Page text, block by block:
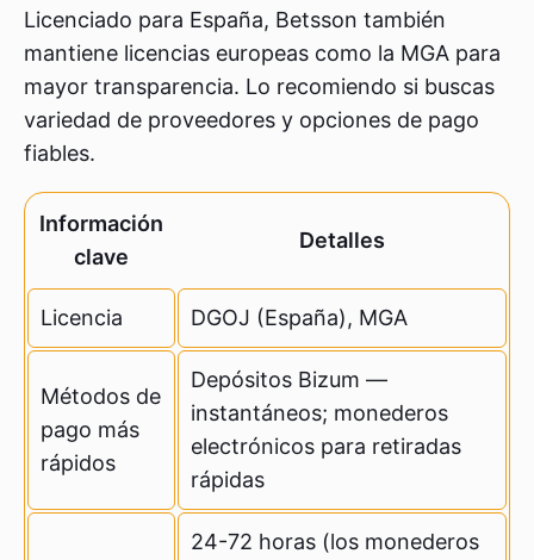
Licenciado para España, Betsson también
mantiene licencias europeas como la MGA para
mayor transparencia. Lo recomiendo si buscas
variedad de proveedores y opciones de pago
fiables.
Información
clave
Detalles
Licencia DGOJ (España), MGA
Métodos de
pago más
rápidos
Depósitos Bizum —
instantáneos; monederos
electrónicos para retiradas
rápidas
24-72 horas (los monederos